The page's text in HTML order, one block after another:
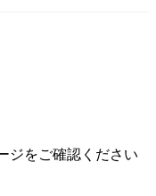
ジをご確認ください